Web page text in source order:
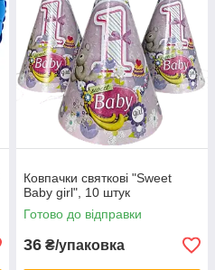
Ковпачки святкові "Sweet
Baby girl", 10 штук
Готово до відправки
36 ₴/упаковка